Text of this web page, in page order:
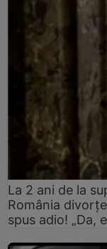
La 2 ani de la
România
spus adio! „Da,